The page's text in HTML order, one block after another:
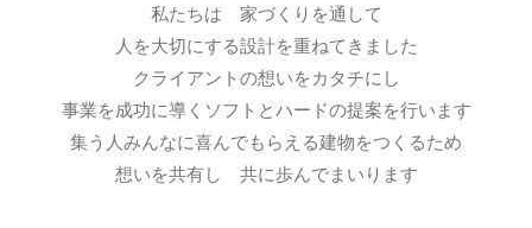
私たちは 家づくりを通して
人を大切にする設計を重ねてきました
クライアントの想いをカタチにし
事業を成功に導くソフトとハードの提案を行います
集う人みんなに喜んでもらえる建物をつくるため
想いを共有し 共に歩んでまいります